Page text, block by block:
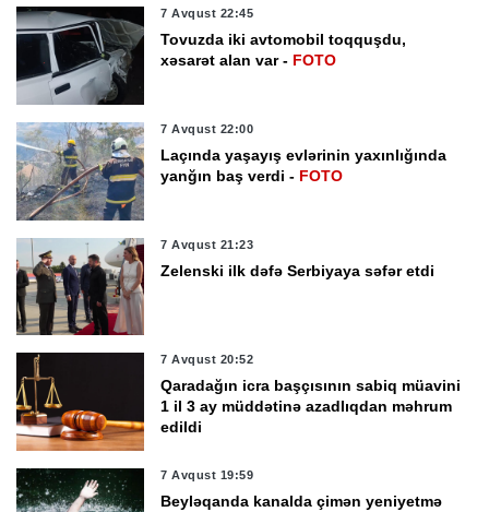
7 Avqust 22:45
Tovuzda iki avtomobil toqquşdu,
xəsarət alan var - FOTO
7 Avqust 22:00
Laçında yaşayış evlərinin yaxınlığında
yanğın baş verdi - FOTO
7 Avqust 21:23
Zelenski ilk dəfə Serbiyaya səfər etdi
7 Avqust 20:52
Qaradağın icra başçısının sabiq müavini
1 il 3 ay müddətinə azadlıqdan məhrum
edildi
7 Avqust 19:59
Beyləqanda kanalda çimən yeniyetmə